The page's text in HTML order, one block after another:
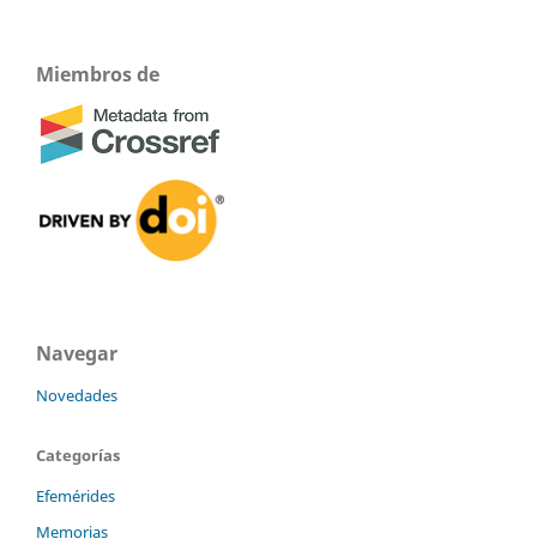
Miembros de
Navegar
Novedades
Categorías
Efemérides
Memorias